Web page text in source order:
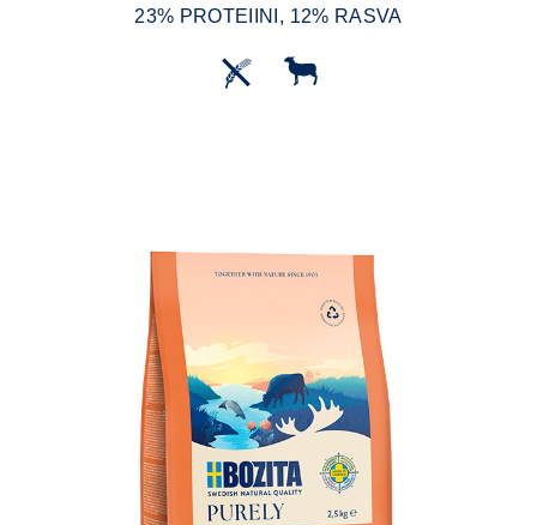
23% PROTEIINI, 12% RASVA